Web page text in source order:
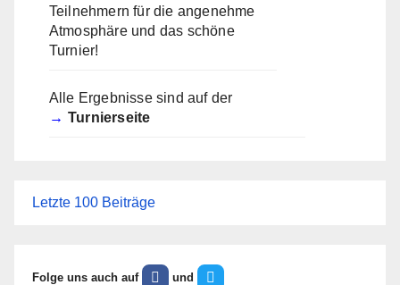
Teilnehmern für die angenehme
Atmosphäre und das schöne
Turnier!
Alle Ergebnisse sind auf der
Turnierseite
Letzte 100 Beiträge
Folge uns auch auf und